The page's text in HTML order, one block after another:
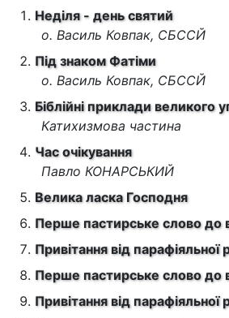
Неділя - день святий
о. Василь Ковпак, СБССЙ
Під знаком Фатіми
о. Василь Ковпак, СБССЙ
Біблійні приклади великого
Катихизмова частина
Час очікування
Павло КОНАРСЬКИЙ
Велика ласка Господня
Перше пастирське слово до
Привітання від парафіяльної
Перше пастирське слово до
Привітання від парафіяльної